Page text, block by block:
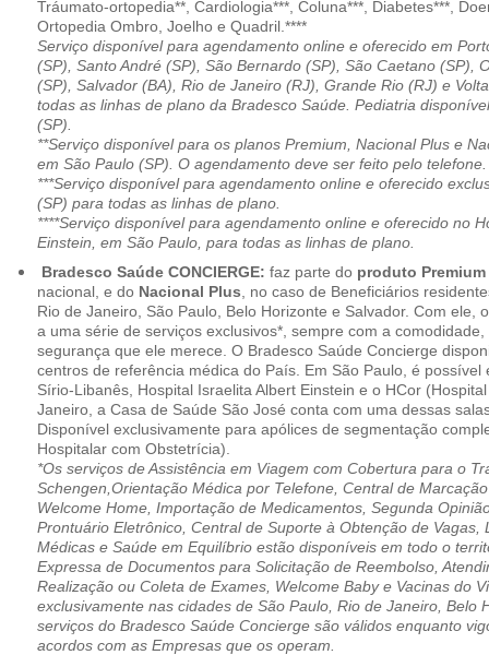
Tráumato-ortopedia**, Cardiologia***, Coluna***, Diabetes***,
Ortopedia Ombro, Joelho e Quadril.****
Serviço disponível para agendamento online e oferecido em
(SP), Santo André (SP), São Bernardo (SP), São Caetano (SP),
(SP), Salvador (BA), Rio de Janeiro (RJ), Grande Rio (RJ) e
todas as linhas de plano da Bradesco Saúde. Pediatria
(SP).
**Serviço disponível para os planos Premium, Nacional Plus e
em São Paulo (SP). O agendamento deve ser feito pelo telefone.
***Serviço disponível para agendamento online e oferecido
(SP) para todas as linhas de plano.
****Serviço disponível para agendamento online e oferecido no
Einstein, em São Paulo, para todas as linhas de plano.
Bradesco Saúde CONCIERGE: faz parte do produto Premium
nacional, e do Nacional Plus , no caso de Beneficiários
Rio de Janeiro, São Paulo, Belo Horizonte e Salvador. Com ele,
a uma série de serviços exclusivos*, sempre com a
segurança que ele merece. O Bradesco Saúde Concierge
centros de referência médica do País. Em São Paulo, é possível
Sírio-Libanês, Hospital Israelita Albert Einstein e o HCor
Janeiro, a Casa de Saúde São José conta com uma dessas
Disponível exclusivamente para apólices de segmentação
Hospitalar com Obstetrícia).
*Os serviços de Assistência em Viagem com Cobertura para o
Schengen,Orientação Médica por Telefone, Central de
Welcome Home, Importação de Medicamentos, Segunda
Prontuário Eletrônico, Central de Suporte à Obtenção de Vagas,
Médicas e Saúde em Equilíbrio estão disponíveis em todo o
Expressa de Documentos para Solicitação de Reembolso,
Realização ou Coleta de Exames, Welcome Baby e Vacinas do
exclusivamente nas cidades de São Paulo, Rio de Janeiro, Belo
serviços do Bradesco Saúde Concierge são válidos enquanto
acordos com as Empresas que os operam.